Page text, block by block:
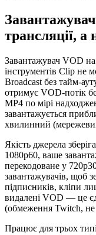
трансляції,
Завантажувач VOD
інструментів Clip не
Broadcast без тайм-
отримує VOD-потік
MP4 по мірі
завантажується
хвилинний
Якість джерела
1080p60, ваше
перекодоване у
завантажувачів, щоб
підписників, кліпи
видалені VOD — це
(обмеження Twitch, не
Працює для трьох